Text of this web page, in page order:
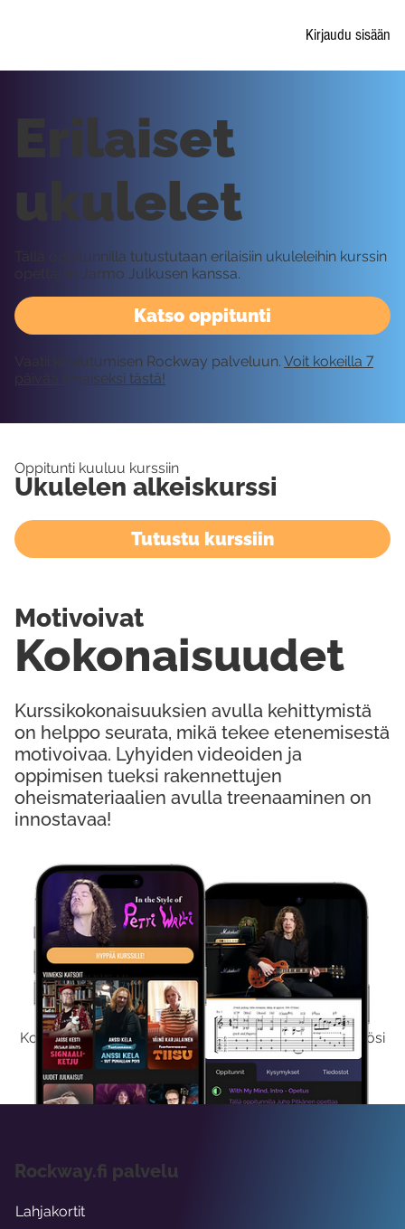
Kirjaudu sisään
Kokeile Ilmaiseksi
Kokeilemalla ilmaiseksi saat koko sisältömme käyttöösi
viikon ajaksi.
Katso oppitunti
Erilaiset
ukulelet
Tällä oppitunnilla tutustutaan erilaisiin ukuleleihin kurssin
opettajan Jarmo Julkusen kanssa.
Vaatii kirjautumisen Rockway palveluun. Voit kokeilla 7
päivää ilmaiseksi tästä!
Oppitunti kuuluu kurssiin
Ukulelen alkeiskurssi
Tutustu kurssiin
Kurssikokonaisuuksien avulla kehittymistä
on helppo seurata, mikä tekee etenemisestä
motivoivaa. Lyhyiden videoiden ja
oppimisen tueksi rakennettujen
oheismateriaalien avulla treenaaminen on
innostavaa!
Kokonaisuudet
Motivoivat
Rockway.fi palvelu
Lahjakortit